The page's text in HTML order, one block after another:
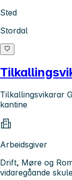
Sted
Stordal
Tilkallingsvikarar
kantine
Arbeidsgiver
Drift, Møre og
vidaregåande